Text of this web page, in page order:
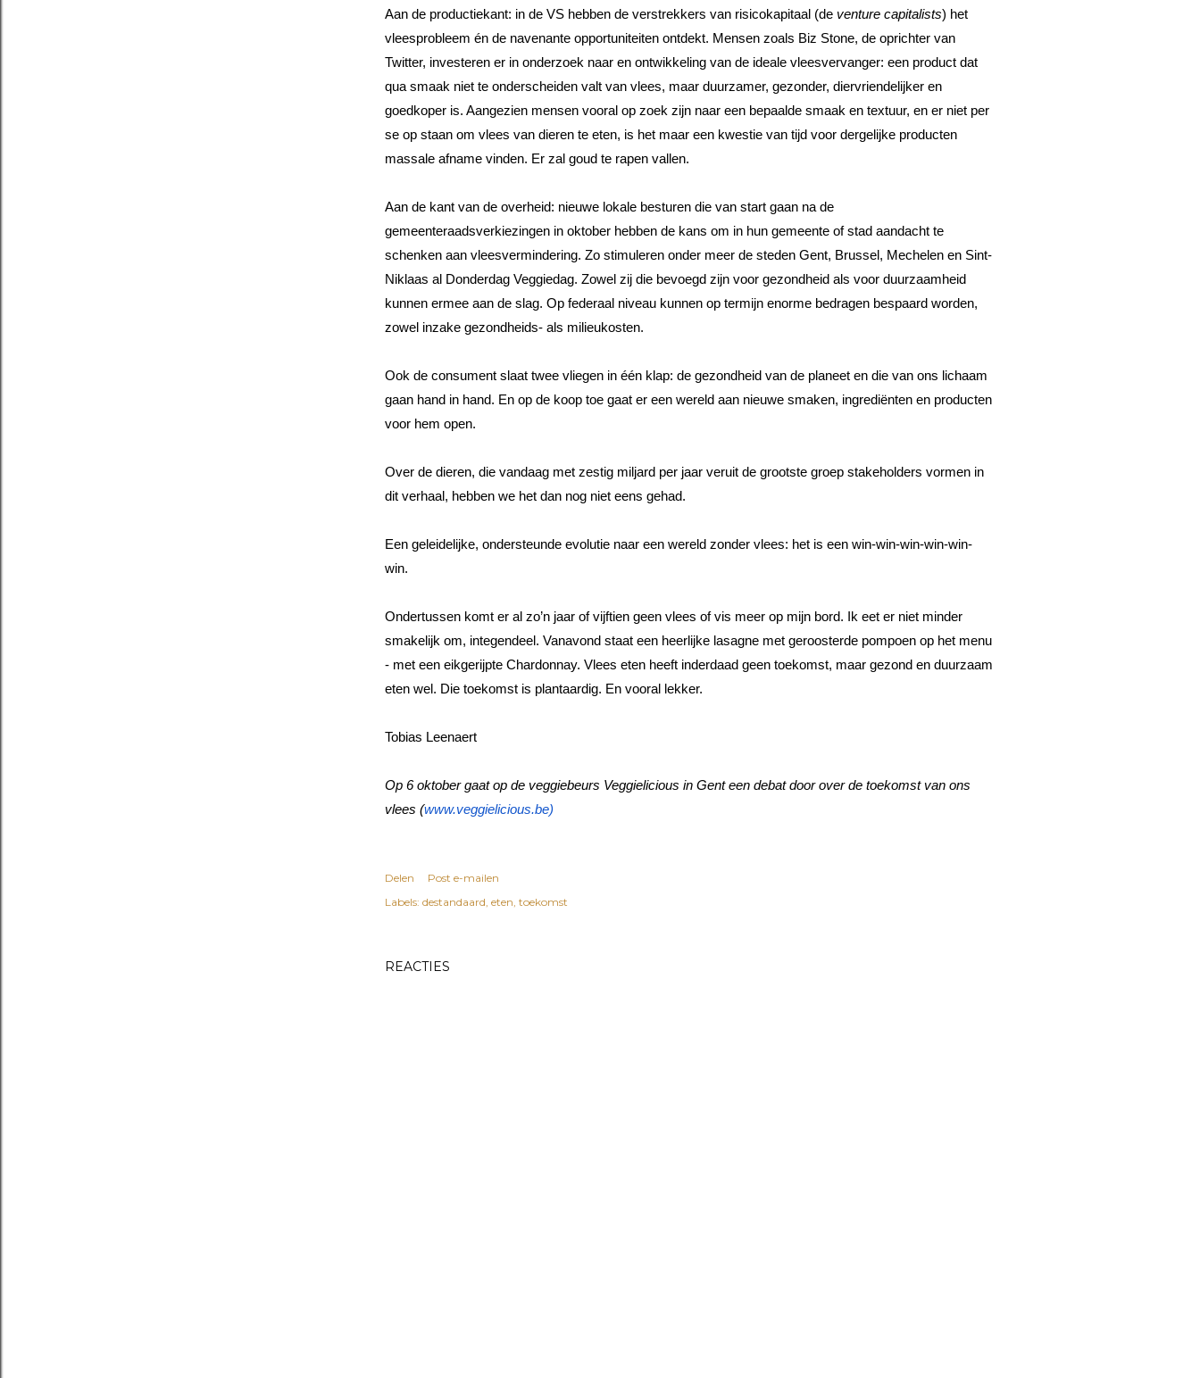
Aan de productiekant: in de VS hebben de verstrekkers van risicokapitaal (de venture capitalists) het
vleesprobleem én de navenante opportuniteiten ontdekt. Mensen zoals Biz Stone, de oprichter van
Twitter, investeren er in onderzoek naar en ontwikkeling van de ideale vleesvervanger: een product dat
qua smaak niet te onderscheiden valt van vlees, maar duurzamer, gezonder, diervriendelijker en
goedkoper is. Aangezien mensen vooral op zoek zijn naar een bepaalde smaak en textuur, en er niet per
se op staan om vlees van dieren te eten, is het maar een kwestie van tijd voor dergelijke producten
massale afname vinden. Er zal goud te rapen vallen.
Aan de kant van de overheid: nieuwe lokale besturen die van start gaan na de
gemeenteraadsverkiezingen in oktober hebben de kans om in hun gemeente of stad aandacht te
schenken aan vleesvermindering. Zo stimuleren onder meer de steden Gent, Brussel, Mechelen en Sint-
Niklaas al Donderdag Veggiedag. Zowel zij die bevoegd zijn voor gezondheid als voor duurzaamheid
kunnen ermee aan de slag. Op federaal niveau kunnen op termijn enorme bedragen bespaard worden,
zowel inzake gezondheids- als milieukosten.
Ook de consument slaat twee vliegen in één klap: de gezondheid van de planeet en die van ons lichaam
gaan hand in hand. En op de koop toe gaat er een wereld aan nieuwe smaken, ingrediënten en producten
voor hem open.
Over de dieren, die vandaag met zestig miljard per jaar veruit de grootste groep stakeholders vormen in
dit verhaal, hebben we het dan nog niet eens gehad.
Een geleidelijke, ondersteunde evolutie naar een wereld zonder vlees: het is een win-win-win-win-win-
win.
Ondertussen komt er al zo’n jaar of vijftien geen vlees of vis meer op mijn bord. Ik eet er niet minder
smakelijk om, integendeel. Vanavond staat een heerlijke lasagne met geroosterde pompoen op het menu
- met een eikgerijpte Chardonnay. Vlees eten heeft inderdaad geen toekomst, maar gezond en duurzaam
eten wel. Die toekomst is plantaardig. En vooral lekker.
Tobias Leenaert
Op 6 oktober gaat op de veggiebeurs Veggielicious in Gent een debat door over de toekomst van ons
vlees (www.veggielicious.be)
Delen
Post e-mailen
Labels: destandaard eten toekomst
REACTIES